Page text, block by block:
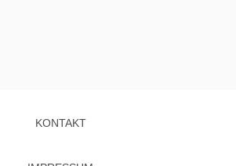
KONTAKT